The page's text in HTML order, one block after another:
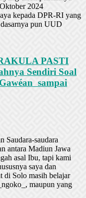
2024
kepada DPR-RI yang
pun UUD
PASTI
Sendiri Soal
sampai
Saudara-saudara
antara Madiun Jawa
asal Ibu, tapi kami
saya dan
di Solo masih belajar
maupun yang